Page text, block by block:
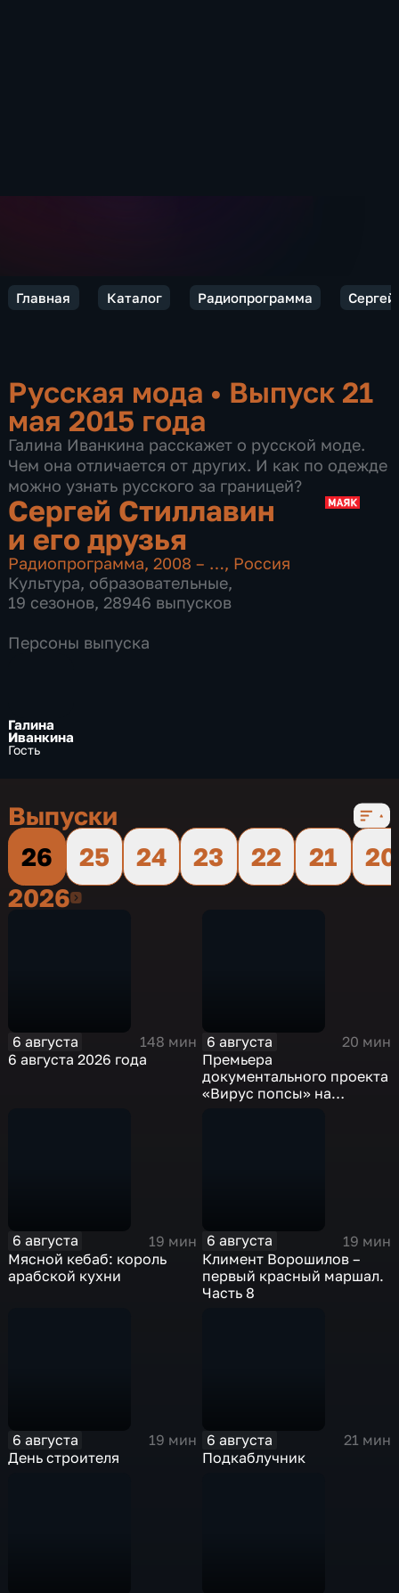
Главная Каталог Радиопрограмма Сергей
Русская мода • Выпуск 21
мая 2015 года
Галина Иванкина расскажет о русской моде.
Чем она отличается от других. И как по одежде
можно узнать русского за границей?
Сергей Стиллавин
и его друзья
Радиопрограмма,2008 – …, Россия
Культура, образовательные,
19 сезонов, 28946 выпусков
Персоны выпуска
Галина
Иванкина
Гость
Выпуски
26
25 24 23 22 21
20
20262026
6 августа
148 мин
6 августа 2026 года
6 августа
20 мин
Премьера
документального проекта
«Вирус попсы» на
6 августа
19 мин
Мясной кебаб: король
арабской кухни
6 августа
19 мин
Климент Ворошилов –
первый красный маршал.
Часть 8
6 августа
19 мин
День строителя
6 августа
21 мин
Подкаблучник